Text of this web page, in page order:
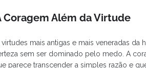
Coragem Além da Virtude
mais antigas e mais veneradas da
sem ser dominado pelo medo. A
parece transcender a simples razão e